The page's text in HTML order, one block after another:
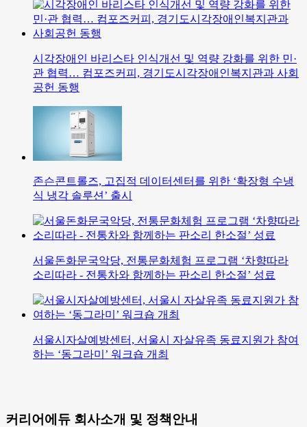
시각장애인 바리스타 인식개선 및 역량 강화를 위한 민·
관 협력… 컴포즈커피, 경기도시각장애인복지관과 사회
공헌 동행
존슨콘트롤즈, 고집적 데이터센터를 위한 ‘확장형 수냉
식 냉각 솔루션’ 출시
서울돈화문국악당, 전통문화체험 프로그램 ‘차향따라
소리따라 - 전통차와 함께하는 판소리 한소절’ 성료
서울시자살예방센터, 서울시 자살유족 동료지원가 참여
하는 ‘동그라미’ 워크숍 개최
커리어에듀 회사소개 및 정책안내